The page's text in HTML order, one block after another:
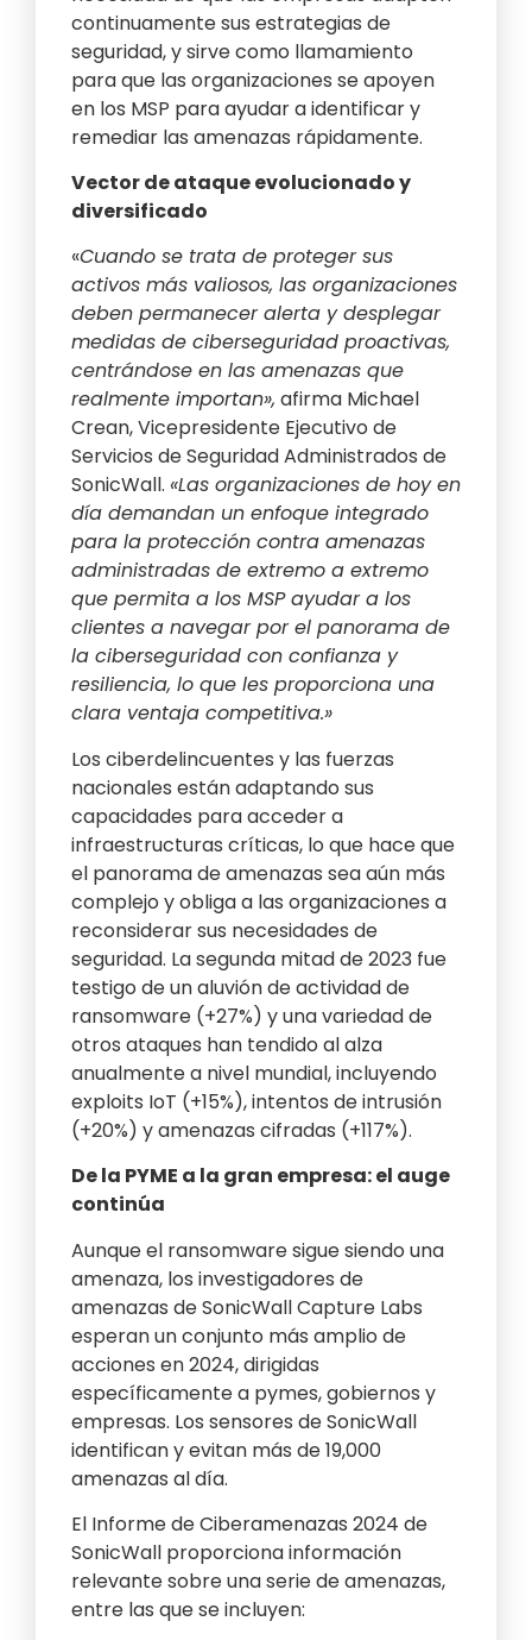
continuamente sus estrategias de
seguridad, y sirve como llamamiento
para que las organizaciones se apoyen
en los MSP para ayudar a identificar y
remediar las amenazas rápidamente.
Vector de ataque evolucionado y
diversificado
«Cuando se trata de proteger sus
activos más valiosos, las organizaciones
deben permanecer alerta y desplegar
medidas de ciberseguridad proactivas,
centrándose en las amenazas que
realmente importan», afirma Michael
Crean, Vicepresidente Ejecutivo de
Servicios de Seguridad Administrados de
SonicWall. «Las organizaciones de hoy en
día demandan un enfoque integrado
para la protección contra amenazas
administradas de extremo a extremo
que permita a los MSP ayudar a los
clientes a navegar por el panorama de
la ciberseguridad con confianza y
resiliencia, lo que les proporciona una
clara ventaja competitiva.»
Los ciberdelincuentes y las fuerzas
nacionales están adaptando sus
capacidades para acceder a
infraestructuras críticas, lo que hace que
el panorama de amenazas sea aún más
complejo y obliga a las organizaciones a
reconsiderar sus necesidades de
seguridad. La segunda mitad de 2023 fue
testigo de un aluvión de actividad de
ransomware (+27%) y una variedad de
otros ataques han tendido al alza
anualmente a nivel mundial, incluyendo
exploits IoT (+15%), intentos de intrusión
(+20%) y amenazas cifradas (+117%).
De la PYME a la gran empresa: el auge
continúa
Aunque el ransomware sigue siendo una
amenaza, los investigadores de
amenazas de SonicWall Capture Labs
esperan un conjunto más amplio de
acciones en 2024, dirigidas
específicamente a pymes, gobiernos y
empresas. Los sensores de SonicWall
identifican y evitan más de 19,000
amenazas al día.
El Informe de Ciberamenazas 2024 de
SonicWall proporciona información
relevante sobre una serie de amenazas,
entre las que se incluyen: